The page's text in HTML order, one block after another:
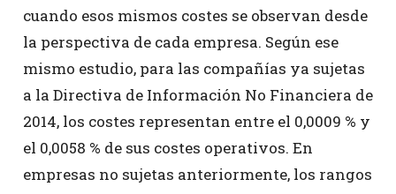
cuando esos mismos costes se observan desde
la perspectiva de cada empresa. Según ese
mismo estudio, para las compañías ya sujetas
a la Directiva de Información No Financiera de
2014, los costes representan entre el 0,0009 % y
el 0,0058 % de sus costes operativos. En
empresas no sujetas anteriormente, los rangos